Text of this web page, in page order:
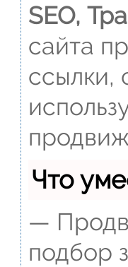
SEO,
сайта
ссылки,
Что
—
подбор